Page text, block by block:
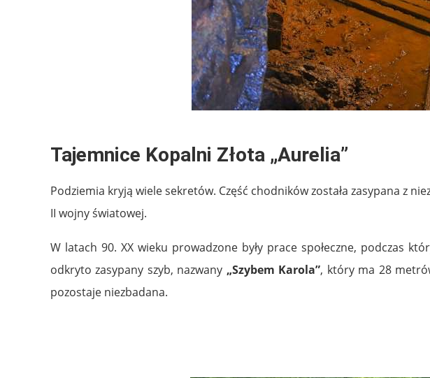
Tajemnice Kopalni Złota „Aurelia”
Podziemia kryją wiele sekretów. Część chodników została zasypana z
II wojny światowej.
W latach 90. XX wieku prowadzone były prace społeczne, podczas
odkryto zasypany szyb, nazwany „Szybem Karola”, który ma 28
pozostaje niezbadana.